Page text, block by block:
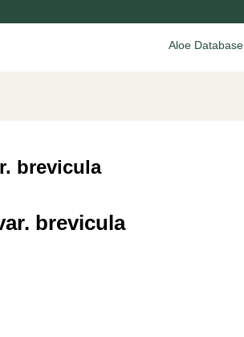
Aloe Database
brevicula
brevicula